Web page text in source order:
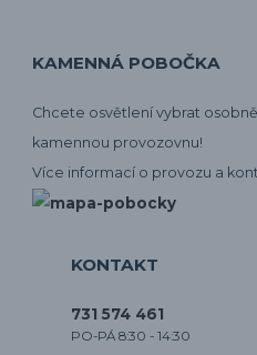
KAMENNÁ POBOČKA
Chcete osvětlení vybrat
kamennou provozovnu!
Více informací o provozu a
KONTAKT
731 574 461
PO-PÁ 8:30 - 14:30